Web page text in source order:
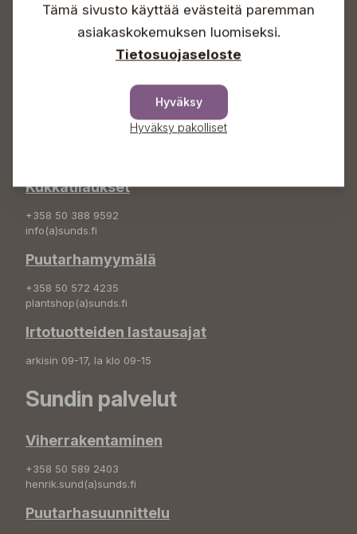
Info & vaihde
+358 50 388 9592
Kukkatilaukset
+358 50 388 9592
info(a)sunds.fi
Puutarhamyymälä
+358 50 572 4235
plantshop(a)sunds.fi
Irtotuotteiden lastausajat
arkisin 09-17, la klo 09-15
Sundin palvelut
Viherrakentaminen
+358 50 589 2403
henrik.sund(a)sunds.fi
Puutarhasuunnittelu
Tämä sivusto käyttää evästeitä paremman
asiakaskokemuksen luomiseksi.
Tietosuojaseloste
Hyväksy
Hyväksy pakolliset